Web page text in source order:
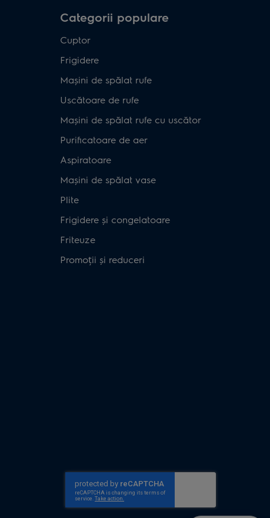
Categorii populare
Cuptor
Frigidere
Mașini de spălat rufe
Uscătoare de rufe
Mașini de spălat rufe cu uscător
Purificatoare de aer
Aspiratoare
Mașini de spălat vase
Plite
Frigidere și congelatoare
Friteuze
Promoții și reduceri